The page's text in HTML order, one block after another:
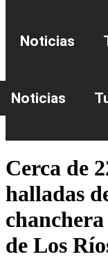
Noticias
Noticias
Cerca de
halladas
de Los